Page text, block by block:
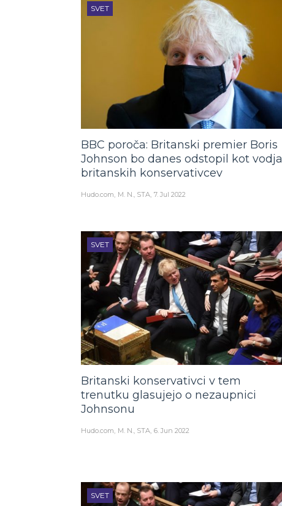
SVET
BBC poroča: Britanski premier Boris
Johnson bo danes odstopil kot vodja
britanskih konservativcev
Hudo.com M. N., STA 7. Jul 2022
SVET
Britanski konservativci v tem
trenutku glasujejo o nezaupnici
Johnsonu
Hudo.com M. N., STA 6. Jun 2022
SVET